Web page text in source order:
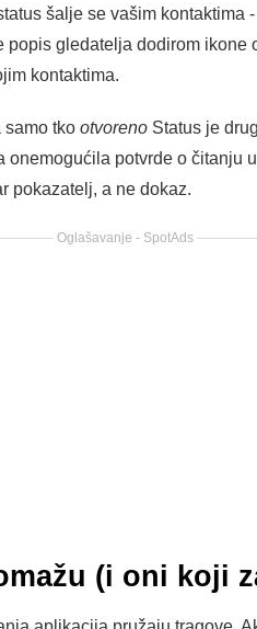
šalje se vašim kontaktima
gledatelja dodirom ikone
kontaktima.
samo tko otvoreno Status je
potvrde o čitanju
pokazatelj, a ne dokaz.
Oglašavanje - SpotAds
(i oni koji